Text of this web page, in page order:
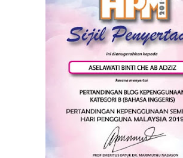
Jom Kenali Blogger
Launch My New Header
Putri Butterfly vs Kawan Baru
Musim Peperiksaan....
Ibu saya suka pakaikan saya cantik-cantik.....